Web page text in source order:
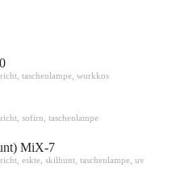
, taschenlampe, wurkkos
, sofirn taschenlampe
MiX-7
, eskte, skilhunt, taschenlampe, uv